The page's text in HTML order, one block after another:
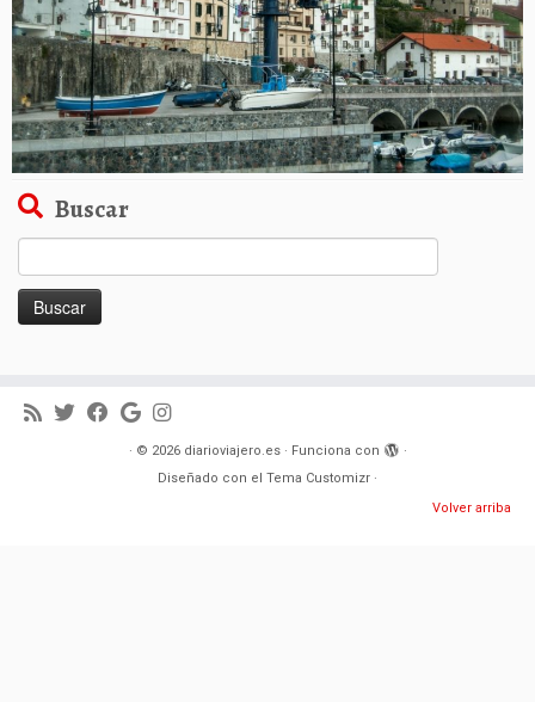
Buscar
· © 2026 diarioviajero.es· Funciona con
·
Diseñado con el Tema Customizr ·
Volver arriba